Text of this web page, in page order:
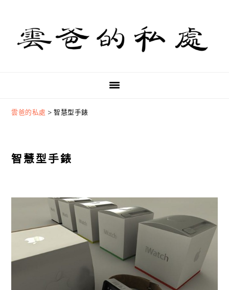
primary
navigation
content
primary
sidebar
雲爸的私處 >智慧型手錶
智慧型手錶